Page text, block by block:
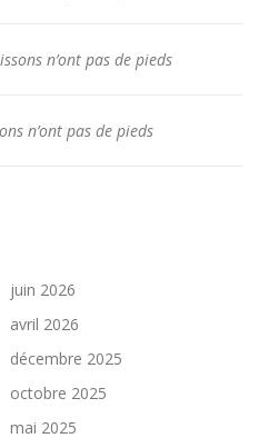
n’ont pas de pieds
n’ont pas de pieds
juin 2026
avril 2026
décembre 2025
octobre 2025
mai 2025